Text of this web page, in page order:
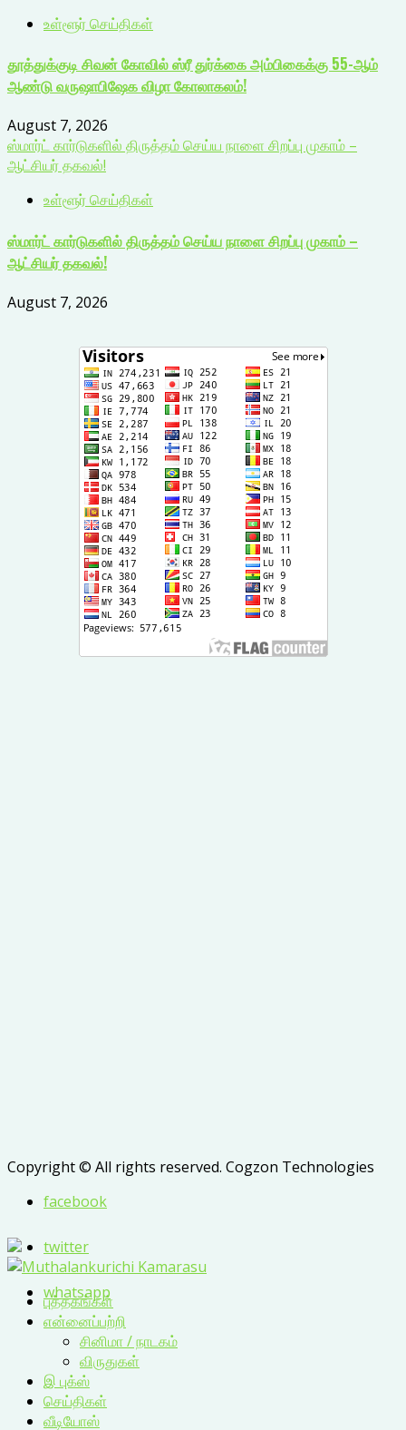
உள்ளூர் செய்திகள்
தூத்துக்குடி சிவன் கோவில் ஸ்ரீ துர்க்கை அம்பிகைக்கு 55-ஆம்
ஆண்டு வருஷாபிஷேக விழா கோலாகலம்!
August 7, 2026
ஸ்மார்ட் கார்டுகளில் திருத்தம் செய்ய நாளை சிறப்பு முகாம் –
ஆட்சியர் தகவல்!
உள்ளூர் செய்திகள்
ஸ்மார்ட் கார்டுகளில் திருத்தம் செய்ய நாளை சிறப்பு முகாம் –
ஆட்சியர் தகவல்!
August 7, 2026
Copyright © All rights reserved. Cogzon Technologies
facebook
twitter
whatsapp
புத்தகங்கள்
என்னைப்பற்றி
சினிமா / நாடகம்
விருதுகள்
இ புக்ஸ்
செய்திகள்
வீடியோஸ்